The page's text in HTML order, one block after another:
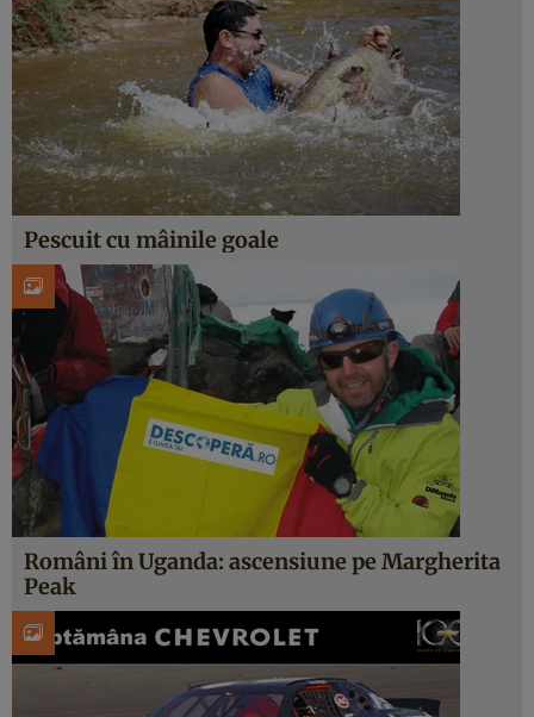
Pescuit cu mâinile goale
Români în Uganda: ascensiune pe Margherita
Peak